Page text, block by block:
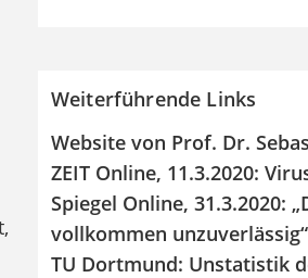
Weiterführende Links
Website von Prof. Dr.
ZEIT Online, 11.3.2020:
Spiegel Online, 31.3.2020:
vollkommen unzuverlässig“
TU Dortmund: Unstatistik